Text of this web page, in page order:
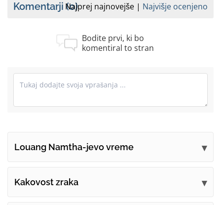
Komentarji(0)
Najprej najnovejše Najvišje ocenjeno
Bodite prvi, ki bo
komentiral to stran
Louang Namtha-jevo vreme
Kakovost zraka